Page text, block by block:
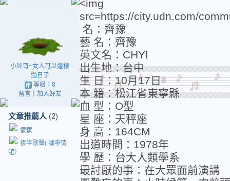
小帥哥~女人可以這樣
過日子
等級：8
留言｜ 加入好友
文章推薦人 (2)
傻傻
夜半歌聲( 咖啡情
誼）
<img
src=https://city.udn.com/
名：齊豫
藝 名：齊豫
英文名：CHYI
出生地：台中
生 日：10月17日
本 籍：松江省東寧縣
血 型：O型
星 座：天秤座
身 高：164CM
出道時間：1978年
學 歷：台大人類學系
最討厭的事：在大眾面前演講